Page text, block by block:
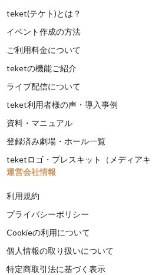
teket(テケト)とは？
イベント作成の方法
ご利用料金について
teketの機能ご紹介
ライブ配信について
teket利用者様の声・導入事例
資料・マニュアル
登録済み劇場・ホール一覧
teketロゴ・プレスキット（メディアキ
運営会社情報
利用規約
プライバシーポリシー
Cookieの利用について
個人情報の取り扱いについて
特定商取引法に基づく表示